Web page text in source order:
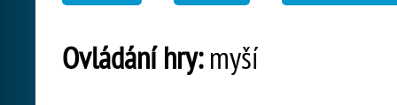
Ovládání hry:myší